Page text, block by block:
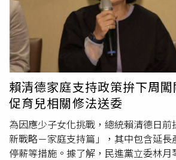
戰。若無法改善年輕人的居住、薪資與
危機恐將持續加劇。
國性活動時有幸面見星雲大師，當時
給」──「給人信心、給人歡喜、給人
勵他，若能做到「四給」，就會是一個
到，他在萬里出生、長大，與基隆同屬
高興來到極樂寺祈福。隨後，賴清德
堂」參訪時表示，慈濟在基隆、臺南及
舍，不僅是信仰中心，也是慈善、環保
務的中心。針對證嚴上人、所有慈濟的
庭、社會及國家的重大貢獻，要特別
提到，今年開始臺灣65歲以上長輩已
一方面代表國家社會及醫療持續進步
賴清德家庭支持政策拚下周
促育兒相關修法送委
為因應少子女化挑戰，總統賴清德日
新戰略－家庭支持篇」，其中包含延
停薪等措施。據了解，民進黨立委林